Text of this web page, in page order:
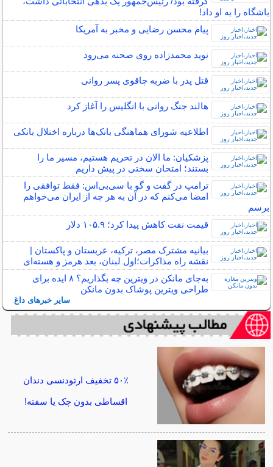
باشگاه را به او داد!
پیام محسن رضایی و مخبر به آمریکا
نوید محمدزاده روی صحنه می‌رود
قتل پدر با ضربه چاقوی پسر روانی
هالند جنگ روانی با انگلیس را آغاز کرد
اطلاعیه شورای هماهنگی بانک‌ها درباره اختلال بانکی
پزشکیان: ما الان در تحریم هستیم، مسیر ما را
بستند؛ امتحان سختی در پیش داریم
ترامپ در گفت و گو با سی‌بی‌اس: فقط توافقی را
امضا می‌کنم که در آن به هر چه از ایران می‌خواهم
برسم
قیمت نفت کاهش پیدا کرد؛ ۱۰۵.۹ دلار
بیانیه مشترک مصر، ترکیه، عربستان و پاکستان |
نقشه راه مذاکرات؛اول لبنان، بعد هرمز و هسته‌ای
به‌جای مانکن در ویترین چه بگذاریم؟ ۸ ایده برای
طراحی ویترین پوشاک بدون مانکن
سایر خبرهای داغ
۵۰٪ تخفیف ارتودنسی دندان
اقساطی بدون چک یا سفته!